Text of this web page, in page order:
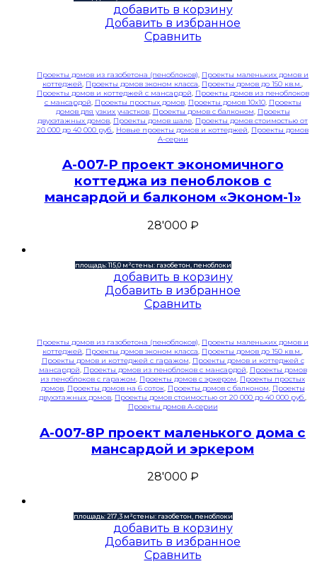
добавить в корзину
Добавить в избранное
Сравнить
Проекты домов из газобетона (пеноблоков) Проекты маленьких домов и
коттеджей Проекты домов эконом класса Проекты домов до 150 кв.м.
Проекты домов и коттеджей с мансардой Проекты домов из пеноблоков
с мансардой Проекты простых домов, Проекты домов 10x10, Проекты
домов для узких участков, Проекты домов с балконом Проекты
двухэтажных домов Проекты домов шале Проекты домов стоимостью от
20 000 до 40 000 руб.
Новые проекты домов и коттеджей Проекты домов
A-серии
A-007-P проект экономичного
коттеджа из пеноблоков с
мансардой и балконом «Эконом-1»
28'000 ₽
площадь: 115,0 м²стены: газобетон, пеноблоки
добавить в корзину
Добавить в избранное
Сравнить
Проекты домов из газобетона (пеноблоков), Проекты маленьких домов и
коттеджей, Проекты домов эконом класса, Проекты домов до 150 кв.м.,
Проекты домов и коттеджей с гаражом, Проекты домов и коттеджей с
мансардой, Проекты домов из пеноблоков с мансардой, Проекты домов
из пеноблоков с гаражом, Проекты домов с эркером, Проекты простых
домов, Проекты домов на 6 соток, Проекты домов с балконом, Проекты
двухэтажных домов, Проекты домов стоимостью от 20 000 до 40 000 руб.,
Проекты домов A-серии
A-007-8P проект маленького дома с
мансардой и эркером
28'000 ₽
площадь: 217,3 м²стены: газобетон, пеноблоки
добавить в корзину
Добавить в избранное
Сравнить